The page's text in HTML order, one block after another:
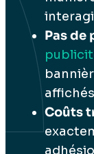
Pas de
Coûts